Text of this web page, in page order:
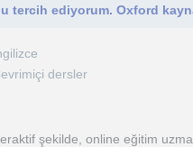
dersler
şekilde, online eğitim